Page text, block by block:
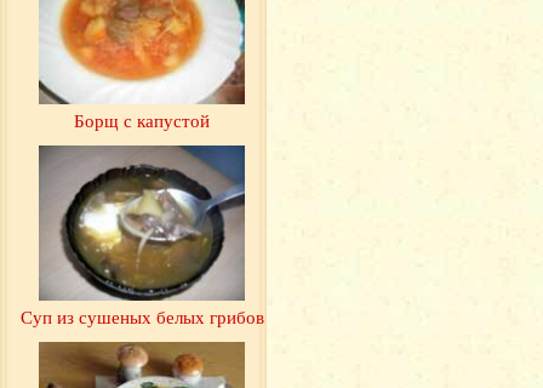
Борщ с капустой
Суп из сушеных белых грибов